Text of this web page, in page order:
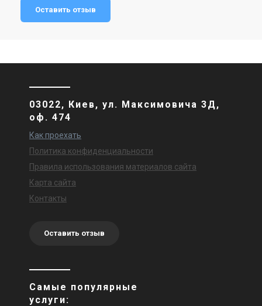
Оставить отзыв
03022, Киев, ул. Максимовича 3Д,
оф. 474
Как проехать
Политика конфиденциальности
Правила использования материалов сайта
Карта сайта
Контакты
Оставить отзыв
Самые популярные
услуги: